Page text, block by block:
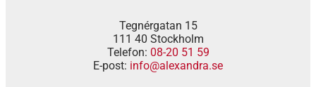
Tegnérgatan 15
111 40 Stockholm
Telefon: 08-20 51 59
E-post: info@alexandra.se